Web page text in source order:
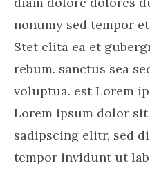
nonumy sed tempor
Stet clita ea et
rebum. sanctus sea
voluptua. est Lorem
Lorem ipsum dolor
sadipscing elitr, sed
tempor invidunt ut